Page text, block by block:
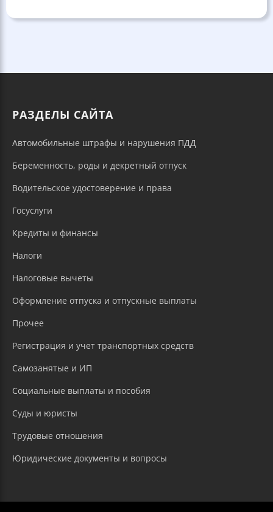
РАЗДЕЛЫ САЙТА
Автомобильные штрафы и нарушения ПДД
Беременность, роды и декретный отпуск
Водительское удостоверение и права
Госуслуги
Кредиты и финансы
Налоги
Налоговые вычеты
Оформление отпуска и отпускные выплаты
Прочее
Регистрация и учет транспортных средств
Самозанятые и ИП
Социальные выплаты и пособия
Суды и юристы
Трудовые отношения
Юридические документы и вопросы